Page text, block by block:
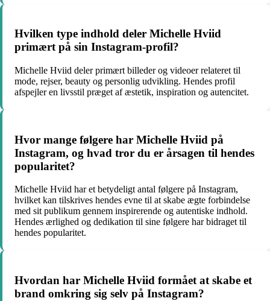
Hvilken type indhold deler Michelle Hviid
primært på sin Instagram-profil?
Michelle Hviid deler primært billeder og videoer relateret til
mode, rejser, beauty og personlig udvikling. Hendes profil
afspejler en livsstil præget af æstetik, inspiration og autencitet.
Hvor mange følgere har Michelle Hviid på
Instagram, og hvad tror du er årsagen til hendes
popularitet?
Michelle Hviid har et betydeligt antal følgere på Instagram,
hvilket kan tilskrives hendes evne til at skabe ægte forbindelse
med sit publikum gennem inspirerende og autentiske indhold.
Hendes ærlighed og dedikation til sine følgere har bidraget til
hendes popularitet.
Hvordan har Michelle Hviid formået at skabe et
brand omkring sig selv på Instagram?